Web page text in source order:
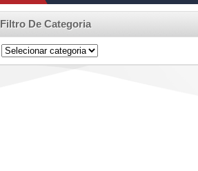
Filtro De Categoria
Filtro